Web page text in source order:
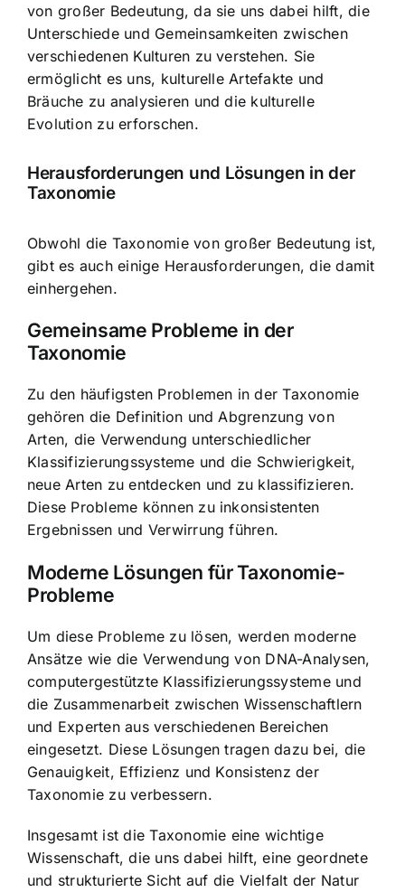
von großer Bedeutung, da sie uns dabei hilft, die
Unterschiede und Gemeinsamkeiten zwischen
verschiedenen Kulturen zu verstehen. Sie
ermöglicht es uns, kulturelle Artefakte und
Bräuche zu analysieren und die kulturelle
Evolution zu erforschen.
Herausforderungen und Lösungen in der
Taxonomie
Obwohl die Taxonomie von großer Bedeutung ist,
gibt es auch einige Herausforderungen, die damit
einhergehen.
Gemeinsame Probleme in der
Taxonomie
Zu den häufigsten Problemen in der Taxonomie
gehören die Definition und Abgrenzung von
Arten, die Verwendung unterschiedlicher
Klassifizierungssysteme und die Schwierigkeit,
neue Arten zu entdecken und zu klassifizieren.
Diese Probleme können zu inkonsistenten
Ergebnissen und Verwirrung führen.
Moderne Lösungen für Taxonomie-
Probleme
Um diese Probleme zu lösen, werden moderne
Ansätze wie die Verwendung von DNA-Analysen,
computergestützte Klassifizierungssysteme und
die Zusammenarbeit zwischen Wissenschaftlern
und Experten aus verschiedenen Bereichen
eingesetzt. Diese Lösungen tragen dazu bei, die
Genauigkeit, Effizienz und Konsistenz der
Taxonomie zu verbessern.
Insgesamt ist die Taxonomie eine wichtige
Wissenschaft, die uns dabei hilft, eine geordnete
und strukturierte Sicht auf die Vielfalt der Natur